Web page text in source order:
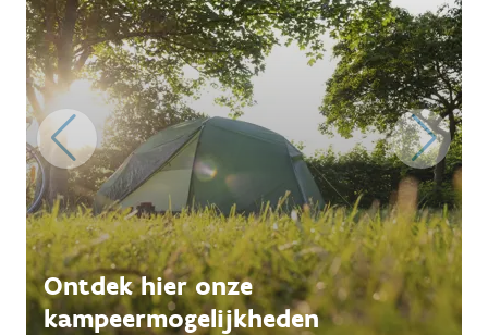
Ontdek hier onze
kampeermogelijkheden